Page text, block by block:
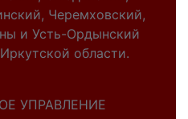
Черемховский,
и Усть-Ордынский
области.
УПРАВЛЕНИЕ